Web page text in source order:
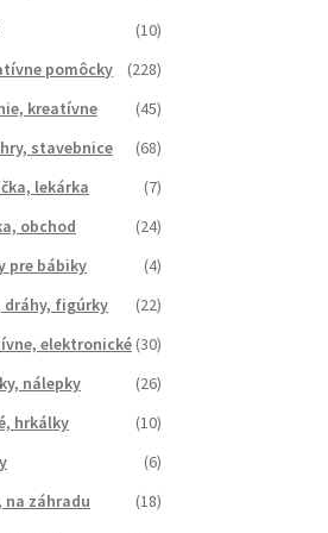
(10)
pomôcky
(228)
kreatívne
(45)
stavebnice
(68)
lekárka
(7)
obchod
(24)
pre bábiky
(4)
dráhy, figúrky
(22)
elektronické (30)
nálepky
(26)
hrkálky
(10)
(6)
na záhradu
(18)